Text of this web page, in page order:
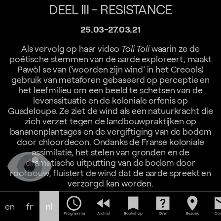
DEEL III - RESISTANCE
25.03-27.03.21
Als vervolg op haar video Toli Toliwaarin ze de
poëtische stemmen van de aarde exploreert, maakt
Pawòl se van (‘woorden zijn wind’ in het Creools)
gebruik van metaforen gebaseerd op perceptie en
het leefmilieu om een beeld te schetsen van de
levenssituatie en de koloniale erfenis op
Guadeloupe. Ze ziet de wind als een natuurkracht die
zich verzet tegen de landbouwpraktijken op
bananenplantages en de vergiftiging van de bodem
door chloordecon. Ondanks de Franse koloniale
assimilatie, het stelen van gronden en de
dramatische uitputting van de bodem door
roofbouw, fluistert de wind dat de aarde spreekt en
verzorgd kan worden.
Biografie
en fr nl schedule
Programma
fast_rewind
Archief
bookmark
Bookshop
help_center
Over
location_on
Bezoek